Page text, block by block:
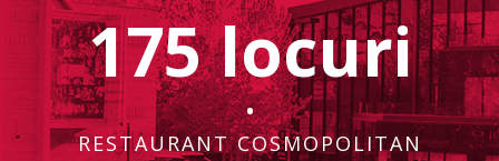
175 locuri
•
RESTAURANT COSMOPOLITAN